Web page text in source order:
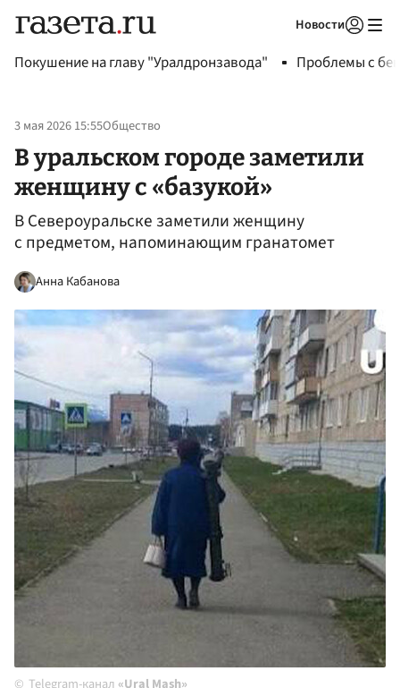
Новости
Покушение на главу "Уралдронзавода" Проблемы с
3 мая 2026 15:55Общество
В уральском городе заметили
женщину с «базукой»
В Североуральске заметили женщину
с предметом, напоминающим гранатомет
Анна Кабанова